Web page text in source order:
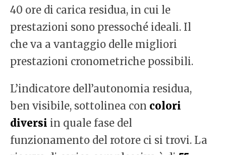
40 ore di carica residua, in cui le
prestazioni sono pressoché ideali. Il
che va a vantaggio delle migliori
prestazioni cronometriche possibili.
L’indicatore dell’autonomia residua,
ben visibile, sottolinea con colori
diversi in quale fase del
funzionamento del rotore ci si trovi. La